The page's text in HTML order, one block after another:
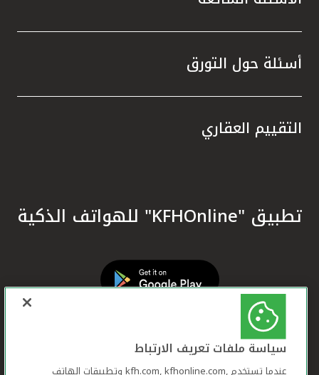
أسئلة حول التورق
التقييم العقاري
تطبيق "KFHOnline" للهواتف الذكية
سياسة ملفات تعريف الارتباط
عندما تستخدم ,kfh.com, kfhonline.com وتطبيقات الهاتف